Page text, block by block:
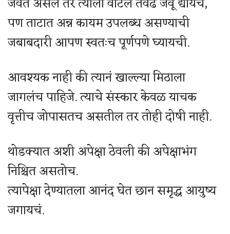
पण ताटात अन्न कायम उपलब्ध असण्याची
जबाबदारी आपण स्वतःच पूर्णपणे घ्यायची.
आवश्यक नाही की त्यानं खाल्ल्या मिठाला
जागलंच पाहिजे. त्याचे संस्कार केवळ याचक
वृत्तीच जोपासतच असतील तर तोही दोषी नाही.
थोडक्यात अशी अपेक्षा ठेवली की अपेक्षाभंग
निश्चित असतोच.
त्यापेक्षा देण्यातला आनंद घेत छान समृद्ध आयुष्य
जगायचं.